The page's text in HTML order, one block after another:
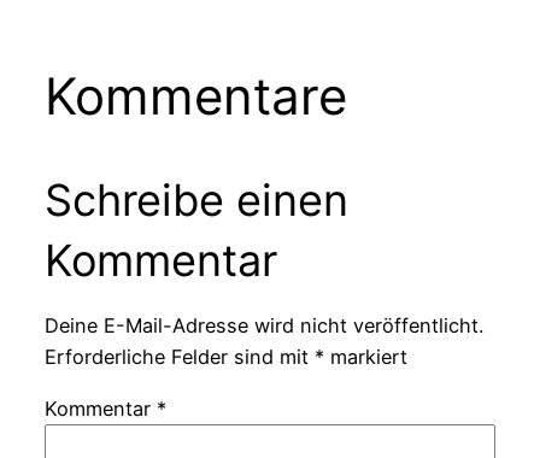
Kommentare
Schreibe einen
Kommentar
Deine E-Mail-Adresse wird nicht veröffentlicht.
Erforderliche Felder sind mit * markiert
Kommentar *